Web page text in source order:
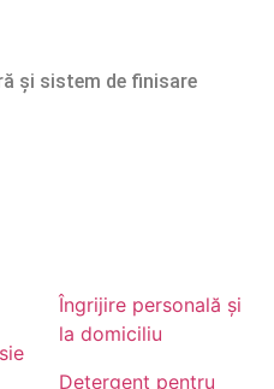
și sistem de finisare
Îngrijire personală și
la domiciliu
Detergent pentru